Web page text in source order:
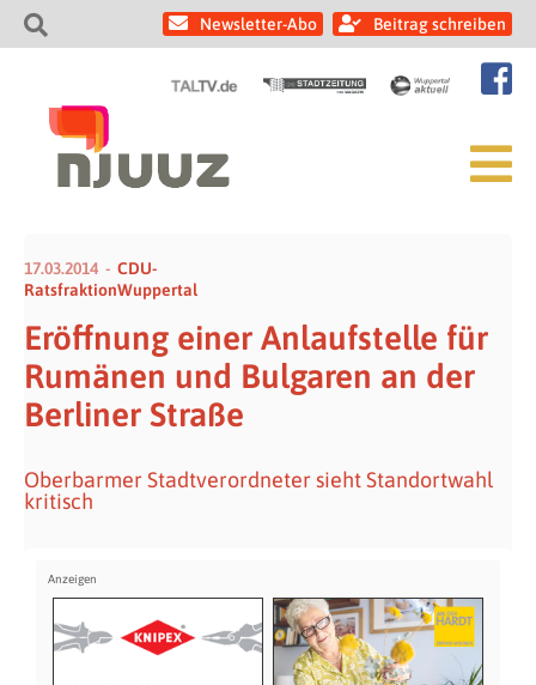
Newsletter-Abo Beitrag schreiben
17.03.2014
CDU-
RatsfraktionWuppertal
Eröffnung einer Anlaufstelle für
Rumänen und Bulgaren an der
Berliner Straße
Oberbarmer Stadtverordneter sieht Standortwahl
kritisch